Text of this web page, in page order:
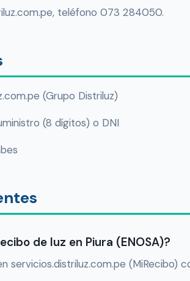
teléfono 073 284050.
(Grupo Distriluz)
(8 dígitos) o DNI
de luz en Piura (ENOSA)?
servicios.distriluz.com.pe